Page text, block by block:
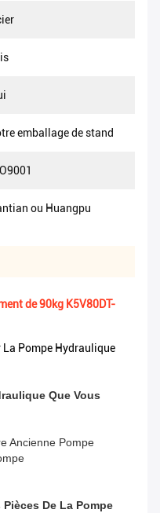
emballage de stand
ou Huangpu
de 90kg K5V80DT-
La Pompe Hydraulique
Que Vous
Ancienne Pompe
De La Pompe